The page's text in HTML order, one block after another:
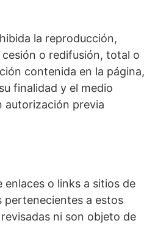
la reproducción,
o redifusión, total o
contenida en la página,
finalidad y el medio
autorización previa
enlaces o links a sitios de
pertenecientes a estos
ni son objeto de